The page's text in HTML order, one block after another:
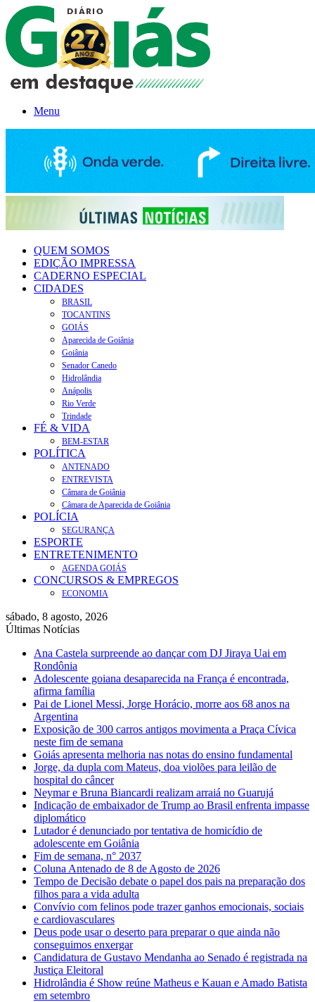
Menu
QUEM SOMOS
EDIÇÃO IMPRESSA
CADERNO ESPECIAL
CIDADES
BRASIL
TOCANTINS
GOIÁS
Aparecida de Goiânia
Goiânia
Senador Canedo
Hidrolândia
Anápolis
Rio Verde
Trindade
FÉ & VIDA
BEM-ESTAR
POLÍTICA
ANTENADO
ENTREVISTA
Câmara de Goiânia
Câmara de Aparecida de Goiânia
POLÍCIA
SEGURANÇA
ESPORTE
ENTRETENIMENTO
AGENDA GOIÁS
CONCURSOS & EMPREGOS
ECONOMIA
sábado, 8 agosto, 2026
Últimas Notícias
Ana Castela surpreende ao dançar com DJ Jiraya Uai em
Rondônia
Adolescente goiana desaparecida na França é encontrada,
afirma família
Pai de Lionel Messi, Jorge Horácio, morre aos 68 anos na
Argentina
Exposição de 300 carros antigos movimenta a Praça Cívica
neste fim de semana
Goiás apresenta melhoria nas notas do ensino fundamental
Jorge, da dupla com Mateus, doa violões para leilão de
hospital do câncer
Neymar e Bruna Biancardi realizam arraiá no Guarujá
Indicação de embaixador de Trump ao Brasil enfrenta impasse
diplomático
Lutador é denunciado por tentativa de homicídio de
adolescente em Goiânia
Fim de semana, n° 2037
Coluna Antenado de 8 de Agosto de 2026
Tempo de Decisão debate o papel dos pais na preparação dos
filhos para a vida adulta
Convívio com felinos pode trazer ganhos emocionais, sociais
e cardiovasculares
Deus pode usar o deserto para preparar o que ainda não
conseguimos enxergar
Candidatura de Gustavo Mendanha ao Senado é registrada na
Justiça Eleitoral
Hidrolândia é Show reúne Matheus e Kauan e Amado Batista
em setembro